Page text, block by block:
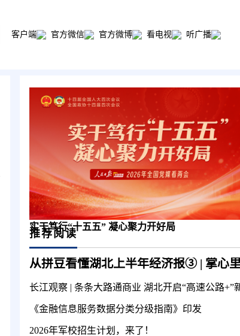
客户端 官方微信 官方微博 看电视 听广播
实干笃行“十五五” 凝心聚力开好局
推荐阅读
长江观察 | 条条大路通商业 湖北开启“高速公路+”
《金融信息服务数据分类分级指南》印发
2026年军校招生计划，来了！